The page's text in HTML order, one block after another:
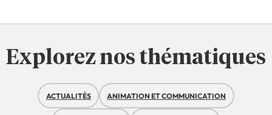
Explorez nos thématiques
ACTUALITÉS ANIMATION ET COMMUNICATION